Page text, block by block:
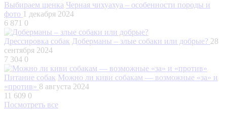
Выбираем щенка Черная чихуахуа – особенности породы и
фото 1 декабря 2024
6 871 0
Дрессировка собак Доберманы – злые собаки или добрые? 28
сентября 2024
7 304 0
Питание собак Можно ли киви собакам — возможные «за» и
«против» 8 августа 2024
11 609 0
Посмотреть все